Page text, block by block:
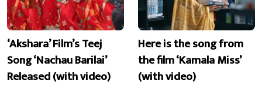
‘Akshara’ Film’s Teej
Song ‘Nachau Barilai’
Released (with video)
Here is the song from
the film ‘Kamala Miss’
(with video)